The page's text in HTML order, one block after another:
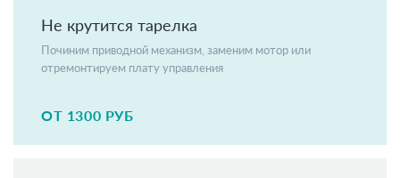
Не крутится тарелка
Починим приводной механизм, заменим мотор или
отремонтируем плату управления
ОТ 1300 РУБ